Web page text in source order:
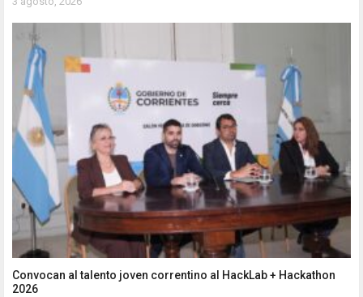
Convocan al talento joven correntino al HackLab + Hackathon
2026